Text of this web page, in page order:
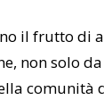
il frutto di
non solo
comunità